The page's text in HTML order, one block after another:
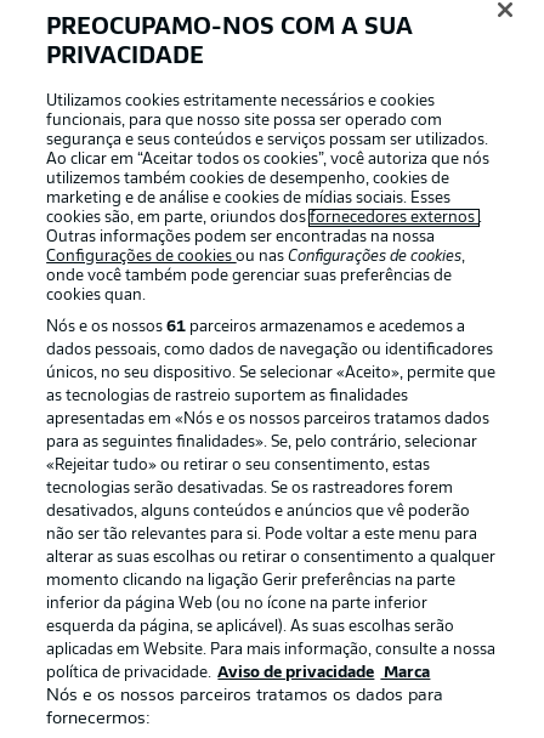
APLICATIVO DA BUNDESLIGA
Oferecido por
Publicidade Avisos legais
Gerir preferências Aviso de privacidade
Trabalhe conosco
Marca Contato
Jogadores
PREOCUPAMO-NOS COM A SUA
PRIVACIDADE
Utilizamos cookies estritamente necessários e cookies
funcionais, para que nosso site possa ser operado com
segurança e seus conteúdos e serviços possam ser utilizados.
Ao clicar em “Aceitar todos os cookies”, você autoriza que nós
utilizemos também cookies de desempenho, cookies de
marketing e de análise e cookies de mídias sociais. Esses
cookies são, em parte, oriundos dosfornecedores externos .
Outras informações podem ser encontradas na nossa
Configurações de cookiesou nasConfigurações de cookies,
onde você também pode gerenciar suas preferências de
cookies quan.
Nós e os nossos61 parceiros armazenamos e acedemos a
dados pessoais, como dados de navegação ou identificadores
únicos, no seu dispositivo. Se selecionar «Aceito», permite que
as tecnologias de rastreio suportem as finalidades
apresentadas em «Nós e os nossos parceiros tratamos dados
para as seguintes finalidades». Se, pelo contrário, selecionar
«Rejeitar tudo» ou retirar o seu consentimento, estas
tecnologias serão desativadas. Se os rastreadores forem
desativados, alguns conteúdos e anúncios que vê poderão
não ser tão relevantes para si. Pode voltar a este menu para
alterar as suas escolhas ou retirar o consentimento a qualquer
momento clicando na ligação Gerir preferências na parte
inferior da página Web (ou no ícone na parte inferior
esquerda da página, se aplicável). As suas escolhas serão
aplicadas em Website. Para mais informação, consulte a nossa
política de privacidade. Aviso de privacidade Marca
Nós e os nossos parceiros tratamos os dados para
fornecermos: